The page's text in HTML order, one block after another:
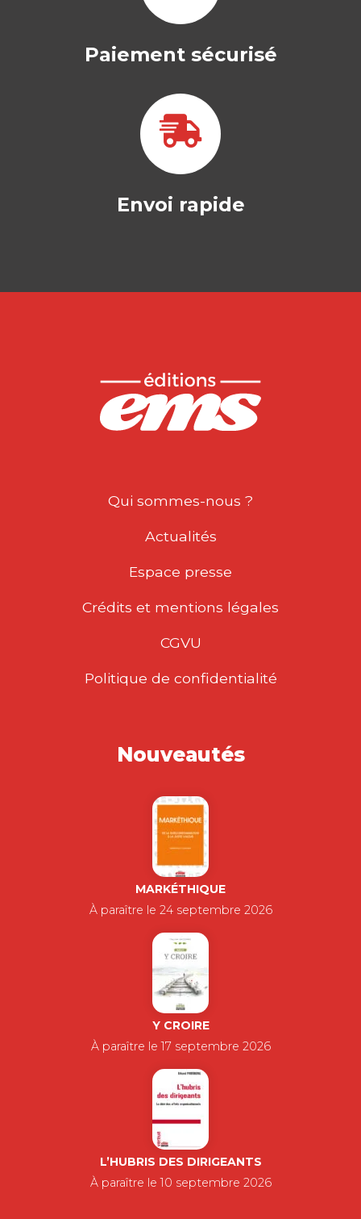
Paiement sécurisé
Envoi rapide
Qui sommes-nous ?
Actualités
Espace presse
Crédits et mentions légales
CGVU
Politique de confidentialité
Nouveautés
MARKÉTHIQUE
À paraître le 24 septembre 2026
Y CROIRE
À paraître le 17 septembre 2026
L’HUBRIS DES DIRIGEANTS
À paraître le 10 septembre 2026